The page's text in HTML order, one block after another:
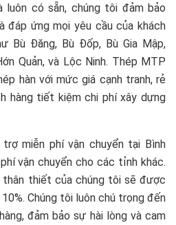
luôn có sẵn, chúng tôi đảm bảo
đáp ứng mọi yêu cầu của khách
Bù Đăng, Bù Đốp, Bù Gia Mập,
Quản, và Lộc Ninh. Thép MTP
hàn với mức giá cạnh tranh, rẻ
hàng tiết kiệm chi phí xây dựng
miễn phí vận chuyển tại Bình
vận chuyển cho các tỉnh khác.
thân thiết của chúng tôi sẽ được
Chúng tôi luôn chú trọng đến
đảm bảo sự hài lòng và cam